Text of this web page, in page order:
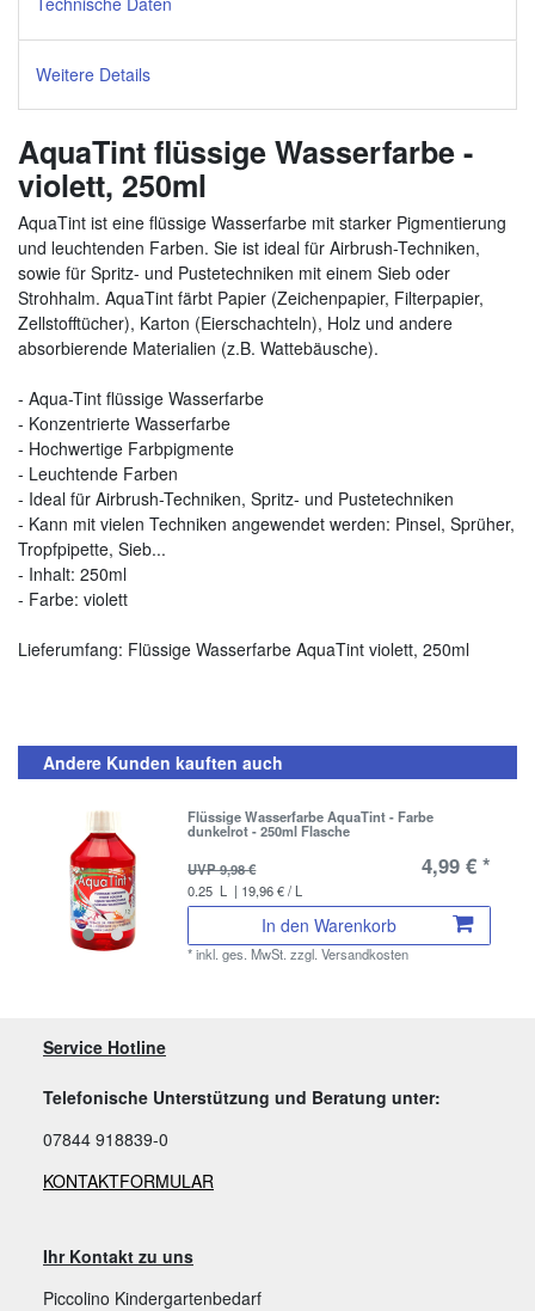
Weitere Details
AquaTint flüssige Wasserfarbe -
violett, 250ml
AquaTint ist eine flüssige Wasserfarbe mit starker Pigmentierung
und leuchtenden Farben. Sie ist ideal für Airbrush-Techniken,
sowie für Spritz- und Pustetechniken mit einem Sieb oder
Strohhalm. AquaTint färbt Papier (Zeichenpapier, Filterpapier,
Zellstofftücher), Karton (Eierschachteln), Holz und andere
absorbierende Materialien (z.B. Wattebäusche).
- Aqua-Tint flüssige Wasserfarbe
- Konzentrierte Wasserfarbe
- Hochwertige Farbpigmente
- Leuchtende Farben
- Ideal für Airbrush-Techniken, Spritz- und Pustetechniken
- Kann mit vielen Techniken angewendet werden: Pinsel, Sprüher,
Tropfpipette, Sieb...
- Inhalt: 250ml
- Farbe: violett
Lieferumfang: Flüssige Wasserfarbe AquaTint violett, 250ml
Andere Kunden kauften auch
Flüssige Wasserfarbe AquaTint - Farbe
dunkelrot - 250ml Flasche
UVP 9,98 €
4,99 € *
0.25 L | 19,96 € / L
In den Warenkorb
*inkl. ges. MwSt. zzgl.Versandkosten
Service Hotline
Telefonische Unterstützung und Beratung unter:
07844 918839-0
KONTAKTFORMULAR
Ihr Kontakt zu uns
Piccolino Kindergartenbedarf